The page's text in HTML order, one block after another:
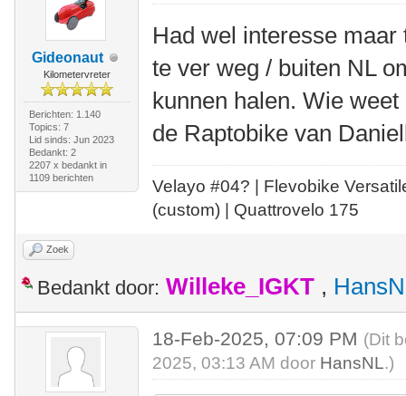
Gideonaut
Kilometervreter
Berichten: 1.140
Topics: 7
Lid sinds: Jun 2023
Bedankt: 2
2207 x bedankt in
1109 berichten
Had wel interesse
te ver weg / buiten NL
kunnen halen. Wie
de Raptobike van
Velayo #04? | Flevobike
(custom) | Quattrovelo 175
Zoek
Bedankt door: Willeke_IGKT ,
18-Feb-2025, 07:09 PM (Dit
2025, 03:13 AM door HansNL.)